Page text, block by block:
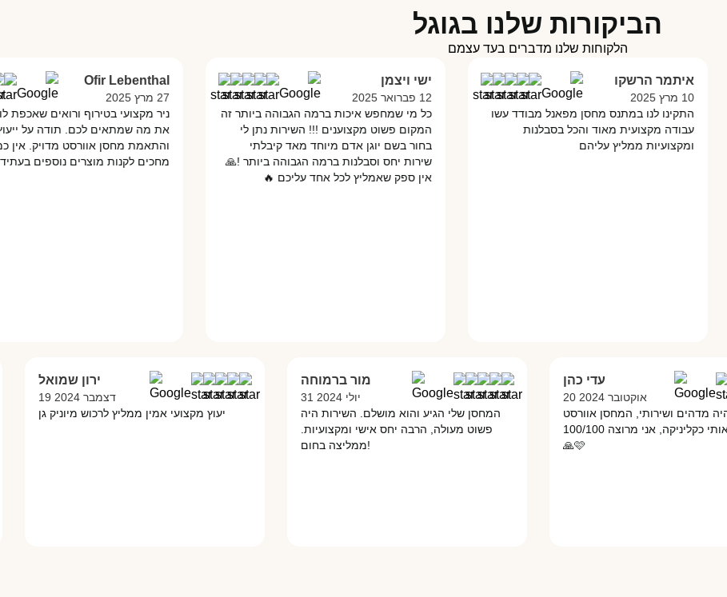
הביקורות שלנו בגוגל
הלקוחות שלנו מדברים בעד עצמם
איתמר הרשקו
התקינו לנו במתנס מחסן מפאנל מבודד עשו
עבודה מקצועית מאוד והכל בסבלנות
ומקצועיות ממליץ עליהם
ישי ויצמן
כל מי שמחפש איכות ברמה הגבוהה ביותר זה
המקום פשוט מקצוענים !!! השירות נתן לי
בחור בשם יוגן אדם מיוחד מאד קיבלתי
שירות יחס וסבלנות ברמה הגבוהה ביותר !🙏
אין ספק שאמליץ לכל אחד עליכם 🔥‏
Ofir Lebenthal
ניר מקצועי בטירוף ורואים שאכפת לו
את מה שמתאים לכם. תודה על ייעוץ
והתאמת מחסן אוורסט מדויק. אין
מחכים לקנות מוצרים נוספים בעתיד. 😊‏
ירון שמואל
19 דצמבר 2024
יעוץ מקצועי אמין ממליץ לרכוש מיוניק גן
מור ברמוחה
31 יולי 2024
המחסן שלי הגיע והוא מושלם. השירות היה
פשוט מעולה, הרבה יחס אישי ומקצועיות.
ממליצה בחום!
עדי כהן
20 אוקטובר 2024
ניר היה מדהים ושירותי, המחסן אוורסט
משמש אותי כקליניקה, אני מרוצה 100/100
🙏🩷‏